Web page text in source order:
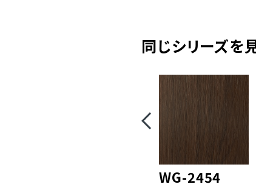
同じシリーズを
WG-2454